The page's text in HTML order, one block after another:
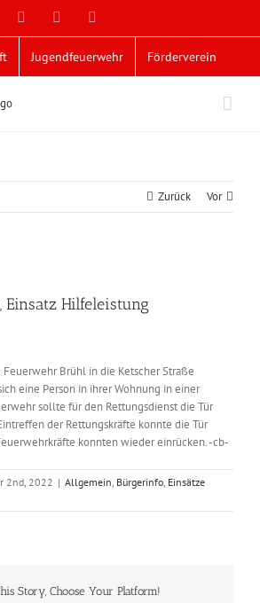
Facebook
Jugendfeuerwehr Förderverein
Zurück Vor
Einsatz Hilfeleistung
Brühl in die Ketscher Straße
eine Person in ihrer Wohnung in einer
sollte für den Rettungsdienst die Tür
der Rettungskräfte konnte die Tür
konnten wieder einrücken. -cb-
2nd, 2022 | Allgemein, Bürgerinfo, Einsätze
Story, Choose Your Platform!